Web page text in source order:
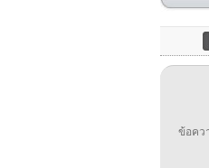
ข้อคว